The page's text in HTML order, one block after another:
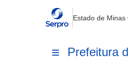
Estado de Minas
Prefeitura